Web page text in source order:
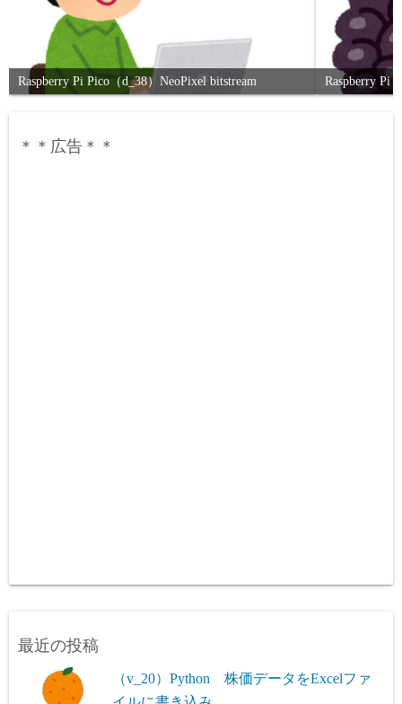
Raspberry Pi Pico（d_38）NeoPixel bitstream Raspberry Pi
＊＊広告＊＊
最近の投稿
（v_20）Python 株価データをExcelファ